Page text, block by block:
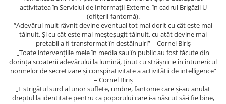
activitatea în Serviciul de Informații Externe, în cadrul Brigăzii U
(ofițerii-fantomă).
“Adevărul mult râvnit devine eventual tot mai dorit cu cât este mai
tăinuit. Și cu cât este mai meșteșugit tăinuit, cu atât devine mai
pretabil a fi transformat în destăinuiri” – Cornel Biriș
„Toate intervențiile mele în media sau în public au fost făcute din
dorința scoaterii adevărului la lumină, ținut cu strășnicie în întunericul
normelor de secretizare și conspirativitate a activității de intelligence”
– Cornel Biriș
„E strigătul surd al unor suflete, umbre, fantome care și-au anulat
dreptul la identitate pentru ca poporului care i-a născut să-i fie bine,